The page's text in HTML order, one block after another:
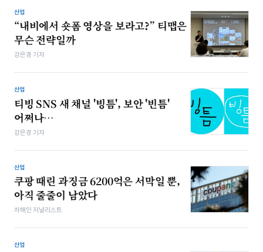
산업
“내비에서 숏폼 영상을 보라고?” 티맵은
무슨 전략일까
강은경 기자
산업
티빙 SNS 새 채널 '빙틈', 보안 '빈틈'
어쩌나…
강은경 기자
산업
쿠팡 때린 과징금 6200억은 서막일 뿐,
아직 줄줄이 남았다
차해인 저널리스트
산업